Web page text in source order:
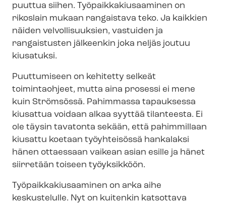
puuttua siihen. Työ­paik­ka­kiusaa­mi­nen on
rikoslain mukaan rangaistava teko. Ja kaikkien
näiden velvollisuuksien, vastuiden ja
rangaistusten jälkeenkin joka neljäs joutuu
kiusatuksi.
Puuttumiseen on kehitetty selkeät
toimintaohjeet, mutta aina prosessi ei mene
kuin Strömsössä. Pahimmassa tapauksessa
kiusattua voidaan alkaa syyttää tilanteesta. Ei
ole täysin tavatonta sekään, että pahimmillaan
kiusattu koetaan työyhteisössä hankalaksi
hänen ottaessaan vaikean asian esille ja hänet
siirretään toiseen työyksikköön.
Työ­paik­ka­kiusaa­mi­nen on arka aihe
keskustelulle. Nyt on kuitenkin katsottava